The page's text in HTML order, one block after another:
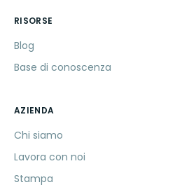
RISORSE
Blog
Base di conoscenza
AZIENDA
Chi siamo
Lavora con noi
Stampa